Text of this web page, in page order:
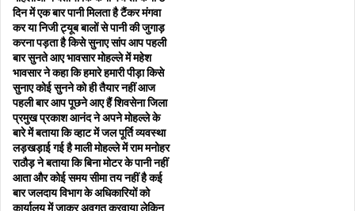
दे पाने की स्थिति में निम्न जानकारी के
*साथ कृषक अपना प्रार्थना पत्र*
तहसील स्तरीय फसल बीमा कार्मिकों या जिला कृषि अधिकारी कार्यालय में स्थित
फसल बीमा हेल्प डेस्क पर भी
दिन में एक बार पानी मिलता है टैंकर मंगवा
कर या निजी ट्यूब बालों से पानी की जुगाड़
करना पड़ता है किसे सुनाए सांप आप पहली
बार सुनते आए भावसार मोहल्ले में महेश
भावसार ने कहा कि हमारे हमारी पीड़ा किसे
सुनाए कोई सुनने को ही तैयार नहीं आज
पहली बार आप पूछने आए हैं शिवसेना जिला
प्रमुख प्रकाश आनंद ने अपने मोहल्ले के
बारे में बताया कि व्हाट में जल पूर्ति व्यवस्था
लड़खड़ाई गई है माली मोहल्ले में राम मनोहर
राठौड़ ने बताया कि बिना मोटर के पानी नहीं
आता और कोई समय सीमा तय नहीं है कई
बार जलदाय विभाग के अधिकारियों को
कार्यालय में जाकर अवगत करवाया लेकिन